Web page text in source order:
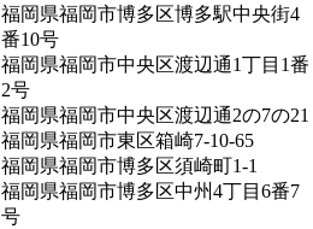
福岡県福岡市博多区博多駅中央街4
番10号
福岡県福岡市中央区渡辺通1丁目1番
2号
福岡県福岡市中央区渡辺通2の7の21
福岡県福岡市東区箱崎7-10-65
福岡県福岡市博多区須崎町1-1
福岡県福岡市博多区中州4丁目6番7
号